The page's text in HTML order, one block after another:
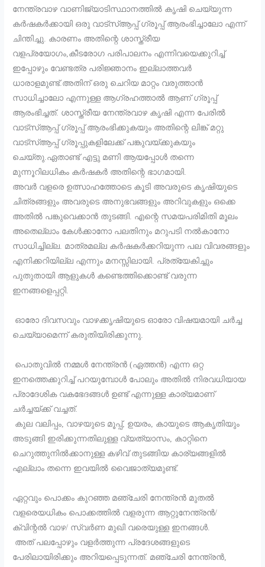
നേന്ത്രവാഴ വാണിജ്യാടിസ്ഥാനത്തിൽ കൃഷി ചെയ്യുന്ന
കർഷകർക്കായി ഒരു വാട്സ്ആപ്പ് ഗ്രൂപ്പ് ആരംഭിച്ചാലോ എന്ന്
ചിന്തിച്ചു. കാരണം അതിന്റെ ശാസ്ത്രീയ
വളപ്രയോഗം,കീടരോഗ പരിപാലനം എന്നിവയെക്കുറിച്ച്
ഇപ്പോഴും വേണ്ടത്ര പരിജ്ഞാനം ഇല്ലാത്തവർ
ധാരാളമുണ്ട്.അതിന് ഒരു ചെറിയ മാറ്റം വരുത്താൻ
സാധിച്ചാലോ എന്നുള്ള ആഗ്രഹത്താൽ ആണ് ഗ്രൂപ്പ്
ആരംഭിച്ചത്. ശാസ്ത്രീയ നേന്ത്രവാഴ കൃഷി എന്ന പേരിൽ
വാട്സ്ആപ്പ് ഗ്രൂപ്പ് ആരംഭിക്കുകയും അതിന്റെ ലിങ്ക് മറ്റു
വാട്സ്ആപ്പ് ഗ്രൂപ്പുകളിലേക്ക് പങ്കുവയ്ക്കുകയും
ചെയ്തു.ഏതാണ്ട് എട്ടു മണി ആയപ്പോൾ തന്നെ
മുന്നൂറിലധികം കർഷകർ അതിന്റെ ഭാഗമായി.
അവർ വളരെ ഉത്സാഹത്തോടെ കൂടി അവരുടെ കൃഷിയുടെ
ചിത്രങ്ങളും അവരുടെ അനുഭവങ്ങളും അറിവുകളും ഒക്കെ
അതിൽ പങ്കുവെക്കാൻ തുടങ്ങി. എന്റെ സമയപരിമിതി മൂലം
അതെല്ലാം കേൾക്കാനോ പലതിനും മറുപടി നൽകാനോ
സാധിച്ചില്ല. മാത്രമല്ല കർഷകർക്കറിയുന്ന പല വിവരങ്ങളും
എനിക്കറിയില്ല എന്നും മനസ്സിലായി. പ്രത്യേകിച്ചും
പുതുതായി ആളുകൾ കണ്ടെത്തിക്കൊണ്ട് വരുന്ന
ഇനങ്ങളെപ്പറ്റി.
ഓരോ ദിവസവും വാഴക്കൃഷിയുടെ ഓരോ വിഷയമായി ചർച്ച
ചെയ്യാമെന്ന് കരുതിയിരിക്കുന്നു.
പൊതുവിൽ നമ്മൾ നേന്ത്രൻ (ഏത്തൻ) എന്ന ഒറ്റ
ഇനത്തെക്കുറിച്ച് പറയുമ്പോൾ പോലും അതിൽ നിരവധിയായ
പ്രാദേശിക വകഭേദങ്ങൾ ഉണ്ട് എന്നുള്ള കാര്യമാണ്
ചർച്ചയ്ക്ക് വച്ചത്.
കുല വലിപ്പം, വാഴയുടെ മൂപ്പ്, ഉയരം, കായുടെ ആകൃതിയും
അടുങ്ങി ഇരിക്കുന്നതിലുള്ള വ്യത്യാസം, കാറ്റിനെ
ചെറുത്തുനിൽക്കാനുള്ള കഴിവ് തുടങ്ങിയ കാര്യങ്ങളിൽ
എല്ലാം തന്നെ ഇവയിൽ വൈജാത്യമുണ്ട്.
ഏറ്റവും പൊക്കം കുറഞ്ഞ മഞ്ചേരി നേന്ത്രൻ മുതൽ
വളരെയധികം പൊക്കത്തിൽ വളരുന്ന ആറ്റുനേന്ത്രൻ/
ക്വിന്റൽ വാഴ/ സ്വർണ മുഖി വരെയുള്ള ഇനങ്ങൾ.
അത് പലപ്പോഴും വളർത്തുന്ന പ്രദേശങ്ങളുടെ
പേരിലായിരിക്കും അറിയപ്പെടുന്നത്. മഞ്ചേരി നേന്ത്രൻ,